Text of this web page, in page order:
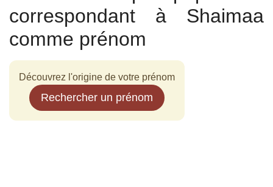
correspondant à Shaimaa
comme prénom
Découvrez l'origine de votre prénom
Rechercher un prénom